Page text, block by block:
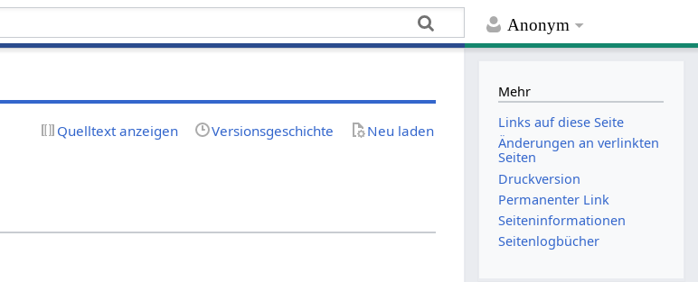
Anonym
Quelltext anzeigen Versionsgeschichte Neu laden
Mehr
Links auf diese Seite
Änderungen an verlinkten
Seiten
Druckversion
Permanenter Link
Seiten­­informationen
Seitenlogbücher